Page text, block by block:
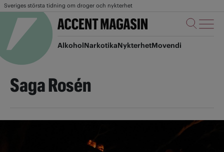
Sveriges största tidning om droger och nykterhet
AlkoholNarkotikaNykterhetMovendi
Saga Rosén